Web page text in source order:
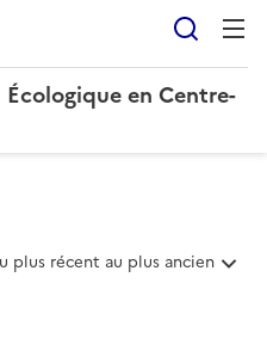
en Centre-
plus récent au plus ancien